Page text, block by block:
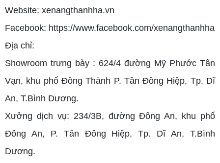
Website: xenangthanhha.vn
Facebook: https://www.facebook.com/xenangthanhha
Địa chỉ:
Showroom trưng bày : 624/4 đường Mỹ Phước Tân
Vạn, khu phố Đông Thành P. Tân Đông Hiệp, Tp. Dĩ
An, T.Bình Dương.
Xưởng dịch vụ: 234/3B, đường Đông An, khu phố
Đông An, P. Tân Đông Hiệp, Tp. Dĩ An, T.Bình
Dương.